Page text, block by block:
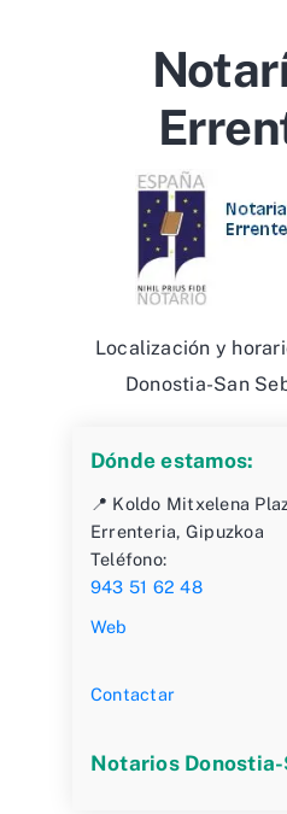
Localización y
Donostia-San
Dónde estamos:
📍 Koldo Mitxelena
Errenteria, Gipuzkoa
Teléfono:
943 51 62 48
Web
Contactar
Notarios